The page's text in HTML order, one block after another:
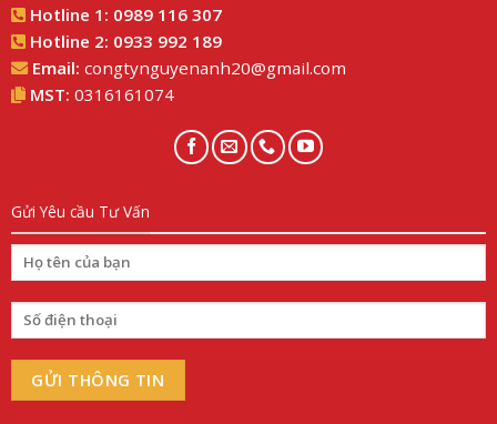
Hotline 1: 0989 116 307
Hotline 2: 0933 992 189
Email: congtynguyenanh20@gmail.com
MST: 0316161074
Gửi Yêu cầu Tư Vấn